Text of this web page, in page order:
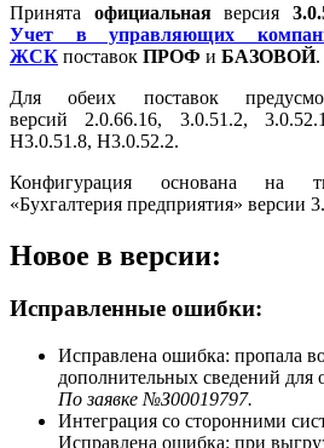
Принята официальнаяверсия
Учет в управляющих
ЖСК поставок ПРОФ и БАЗОВОЙ.
Для обеих поставок
версий 2.0.66.16, 3.0.51.2,
Н3.0.51.8, Н3.0.52.2.
Конфигурация основана на
«Бухгалтерия предприятия» версии
Новое в версии:
Исправленные ошибки:
Исправлена ошибка: пропала
дополнительных сведений
По заявке №З00019797.
Интеграция со сторонними
Исправлена ошибка: при